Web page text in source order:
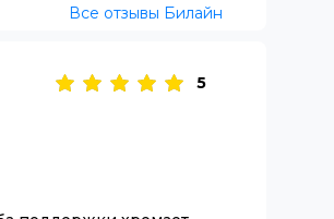
Все отзывы Билайн
5